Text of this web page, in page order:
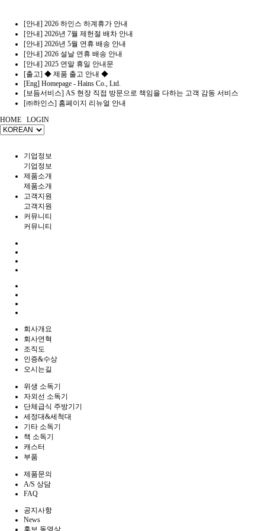
[안내] 2026 하인스 하계휴가 안내
[안내] 2026년 7월 제헌절 배차 안내
[안내] 2026년 5월 연휴 배송 안내
[안내] 2026 설날 연휴 배송 안내
[안내] 2025 연말 휴일 안내문
[출고] ◆ 제품 출고 안내 ◆
[Eng] Homepage - Hains Co., Ltd.
[보듬서비스] AS 현장 직접 방문으로 책임을 다하는 고객 감동 서비스
[㈜하인스] 홈페이지 리뉴얼 안내
HOME
LOGIN
기업정보
기업정보
제품소개
제품소개
고객지원
고객지원
커뮤니티
커뮤니티
회사개요
회사연혁
조직도
인증&수상
오시는길
위생 소독기
자외선 소독기
단체급식 주방기기
세정대&세척대
기타 소독기
책 소독기
캐스터
부품
제품문의
A/S 상담
FAQ
공지사항
News
홍보 동영상